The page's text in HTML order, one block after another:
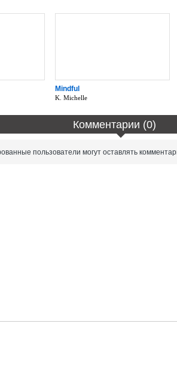
Mindful
K. Michelle
Комментарии (0)
пользователи могут оставлять